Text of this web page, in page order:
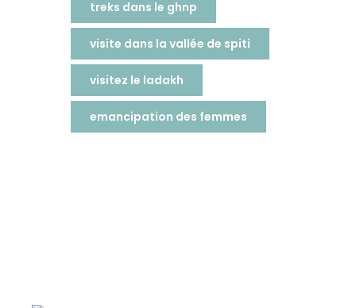
treks dans le ghnp
visite dans la vallée de spiti
visitez le ladakh
emancipation des femmes